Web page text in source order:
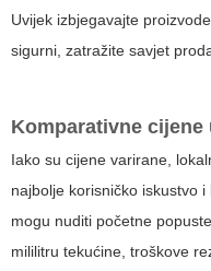
Uvijek izbjegavajte
sigurni, zatražite savjet
Komparativne cijene
Iako su cijene varirane,
najbolje korisničko iskustvo
mogu nuditi početne
mililitru tekućine, troškove